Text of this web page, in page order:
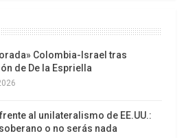
diversos acreedores
la política de su gobierno,
contundente, dijo:
Colombia-Israel tras
de De la Espriella
al unilateralismo de EE.UU.:
o no serás nada